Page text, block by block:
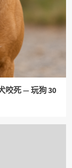
咬死 — 玩狗 30